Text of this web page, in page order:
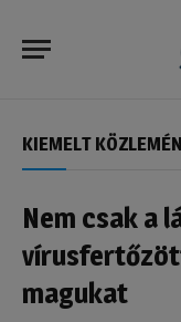
KIEMELT
Nem csak a
magukat